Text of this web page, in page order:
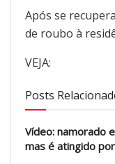
Após se
de roubo à
VEJA:
Posts
Vídeo: namorado
mas é atingido